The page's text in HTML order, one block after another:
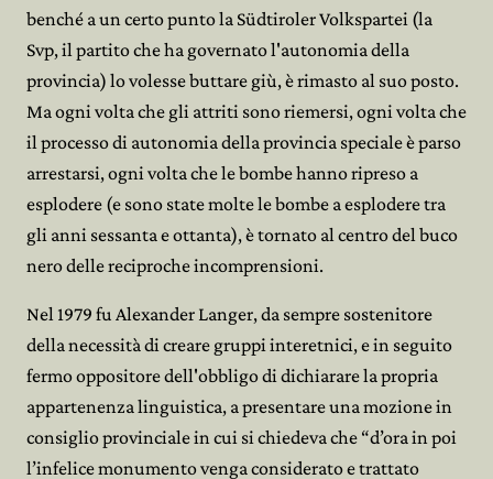
benché a un certo punto la Südtiroler Volkspartei (la
Svp, il partito che ha governato l'autonomia della
provincia) lo volesse buttare giù, è rimasto al suo posto.
Ma ogni volta che gli attriti sono riemersi, ogni volta che
il processo di autonomia della provincia speciale è parso
arrestarsi, ogni volta che le bombe hanno ripreso a
esplodere (e sono state molte le bombe a esplodere tra
gli anni sessanta e ottanta), è tornato al centro del buco
nero delle reciproche incomprensioni.
Nel 1979 fu Alexander Langer, da sempre sostenitore
della necessità di creare gruppi interetnici, e in seguito
fermo oppositore dell'obbligo di dichiarare la propria
appartenenza linguistica, a presentare una mozione in
consiglio provinciale in cui si chiedeva che “d’ora in poi
l’infelice monumento venga considerato e trattato